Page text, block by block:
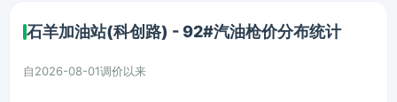
石羊加油站(科创路) - 92#汽油枪价分布统计
自2026-08-01调价以来